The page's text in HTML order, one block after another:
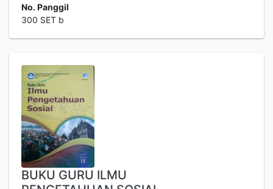
No. Panggil
300 SET b
BUKU GURU ILMU